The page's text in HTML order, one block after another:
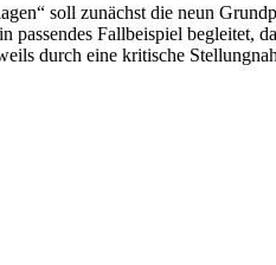
soll zunächst die neun
passendes Fallbeispiel
durch eine kritische